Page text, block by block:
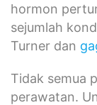
hormon
sejumlah
Turner dan
Tidak semua
perawatan.